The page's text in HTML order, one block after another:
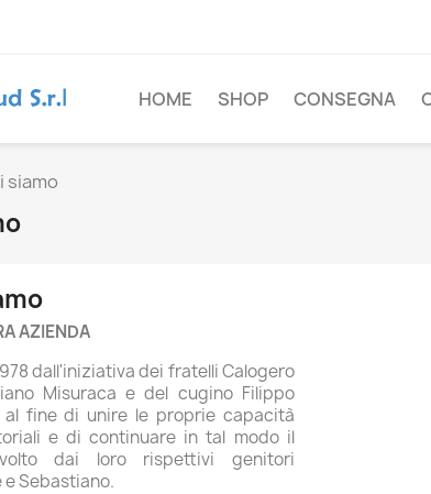
HOME SHOP CONSEGNA
siamo
AZIENDA
dall'iniziativa dei fratelli Calogero
Misuraca e del cugino Filippo
al fine di unire le proprie capacità
e di continuare in tal modo il
dai loro rispettivi genitori
Sebastiano.